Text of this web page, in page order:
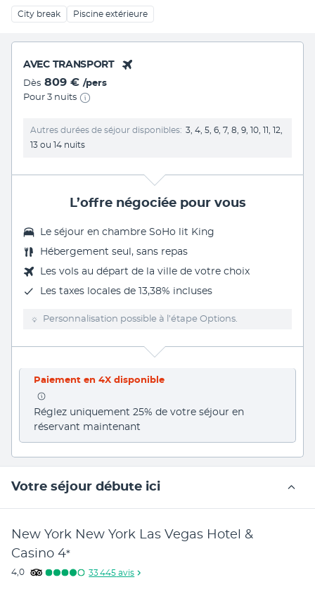
City break Piscine extérieure
AVEC TRANSPORT
Dès 809 € /pers
Pour 3 nuits
Autres durées de séjour disponibles
3, 4, 5, 6, 7, 8, 9, 10, 11, 12,
13 ou 14 nuits
L’offre négociée pour vous
Le séjour en chambre SoHo lit King
Hébergement seul, sans repas
Les vols au départ de la ville de votre choix
Les taxes locales de 13,38% incluses
Personnalisation possible à l’étape Options.
Paiement en 4X disponible
Réglez uniquement 25% de votre séjour en
réservant maintenant
Votre séjour débute ici
New York New York Las Vegas Hotel &
Casino 4*
4,0 33 445 avis